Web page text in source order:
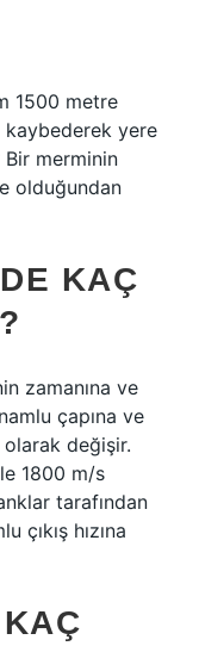
1500 metre
kaybederek yere
merminin
olduğundan
KAÇ
zamanına ve
çapına ve
olarak değişir.
1800 m/s
tarafından
çıkış hızına